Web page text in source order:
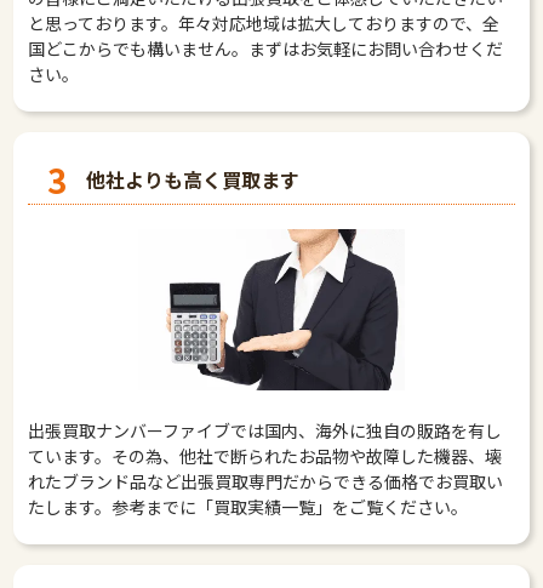
と思っております。年々対応地域は拡大しておりますので、全
国どこからでも構いません。まずはお気軽にお問い合わせくだ
さい。
3 他社よりも高く買取ます
出張買取ナンバーファイブでは国内、海外に独自の販路を有し
ています。その為、他社で断られたお品物や故障した機器、壊
れたブランド品など出張買取専門だからできる価格でお買取い
たします。参考までに「買取実績一覧」をご覧ください。